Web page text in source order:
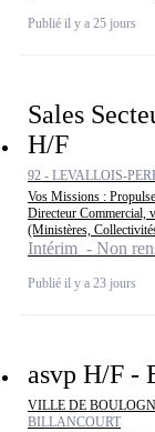
Publié il y a 25 jours
Sales
H/F
92 - LEVALLOIS-
Vos Missions :
Directeur Commercial,
(Ministères,
Intérim - Non
Publié il y a 23 jours
asvp H/F -
VILLE DE
BILLANCOURT